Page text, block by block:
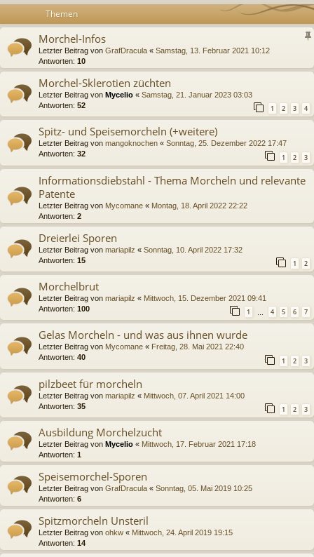
Themen
Morchel-Infos
Letzter Beitrag von GrafDracula « Samstag, 13. Februar 2021 10:12
Antworten: 10
Morchel-Sklerotien züchten
Letzter Beitrag von Mycelio « Samstag, 21. Januar 2023 03:03
Antworten: 52 1 2 3 4
Spitz- und Speisemorcheln (+weitere)
Letzter Beitrag von mangoknochen « Sonntag, 25. Dezember 2022 17:47
Antworten: 32 1 2 3
Informationsdiebstahl - Thema Morcheln und relevante
Patente
Letzter Beitrag von Mycomane « Montag, 18. April 2022 22:22
Antworten: 2
Dreierlei Sporen
Letzter Beitrag von mariapilz « Sonntag, 10. April 2022 17:32
Antworten: 15 1 2
Morchelbrut
Letzter Beitrag von mariapilz « Mittwoch, 15. Dezember 2021 09:41
Antworten: 100 1 … 4 5 6 7
Gelas Morcheln - und was aus ihnen wurde
Letzter Beitrag von Mycomane « Freitag, 28. Mai 2021 22:40
Antworten: 40 1 2 3
pilzbeet für morcheln
Letzter Beitrag von mariapilz « Mittwoch, 07. April 2021 14:00
Antworten: 35 1 2 3
Ausbildung Morchelzucht
Letzter Beitrag von Mycelio « Mittwoch, 17. Februar 2021 17:18
Antworten: 1
Speisemorchel-Sporen
Letzter Beitrag von GrafDracula « Sonntag, 05. Mai 2019 10:25
Antworten: 6
Spitzmorcheln Unsteril
Letzter Beitrag von ohkw « Mittwoch, 24. April 2019 19:15
Antworten: 14